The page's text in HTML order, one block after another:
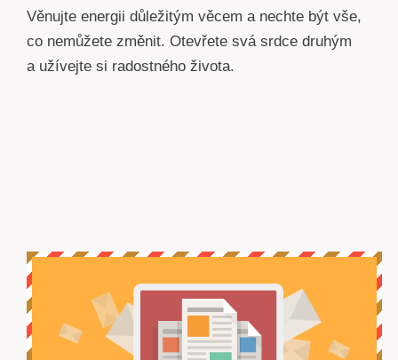
Věnujte energii důležitým věcem a nechte být vše,
co nemůžete změnit. Otevřete svá srdce druhým
a užívejte si radostného života.